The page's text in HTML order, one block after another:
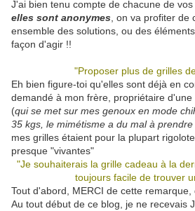
J'ai bien tenu compte de chacune de
elles sont anonymes , on va profiter
ensemble des solutions, ou des
façon d'agir !!
"Proposer plus de grilles
Eh bien figure-toi qu'elles sont déjà en
demandé à mon frère, propriétaire
(qui se met sur mes genoux en mode
35 kgs, le mimétisme a du mal à prendre
mes grilles étaient pour la plupart
presque "vivantes"
"Je souhaiterais la grille cadeau à la
toujours facile de trouver
Tout d'abord, MERCI de cette
Au tout début de ce blog, je ne recevais